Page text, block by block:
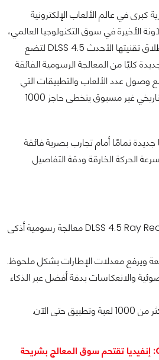
كبرى في عالم الألعاب الإلكترونية
الأخيرة في سوق التكنولوجيا العالمي،
وأعلنت الشركة رسميًا عن إطلاق تقنيتها الأحدث DLSS 4.5 لتضع
كليًا من المعالجة الرسومية الفائقة
وصول عدد الألعاب والتطبيقات التي
تدعم تقنيات RTX إلى إنجاز تاريخي غير مسبوق يتخطى حاجز 1000
تمامًا أمام تجارب بصرية فائقة
الحركة الخارقة ودقة التفاصيل
يقدّم DLSS 4.5 Ray Reconstruction معالجة رسومية أذكى
ويرفع معدلات الإطارات بشكل ملحوظ.
والانعكاسات بدقة أفضل عبر الذكاء
Computex26: إنفيديا تقتحم سوق المعالج بشريحة